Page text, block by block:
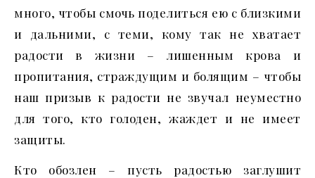
много, чтобы смочь поделиться ею с близкими
и дальними, с теми, кому так не хватает
радости в жизни – лишенным крова и
пропитания, страждущим и болящим – чтобы
наш призыв к радости не звучал неуместно
для того, кто голоден, жаждет и не имеет
защиты.
Кто обозлен – пусть радостью заглушит